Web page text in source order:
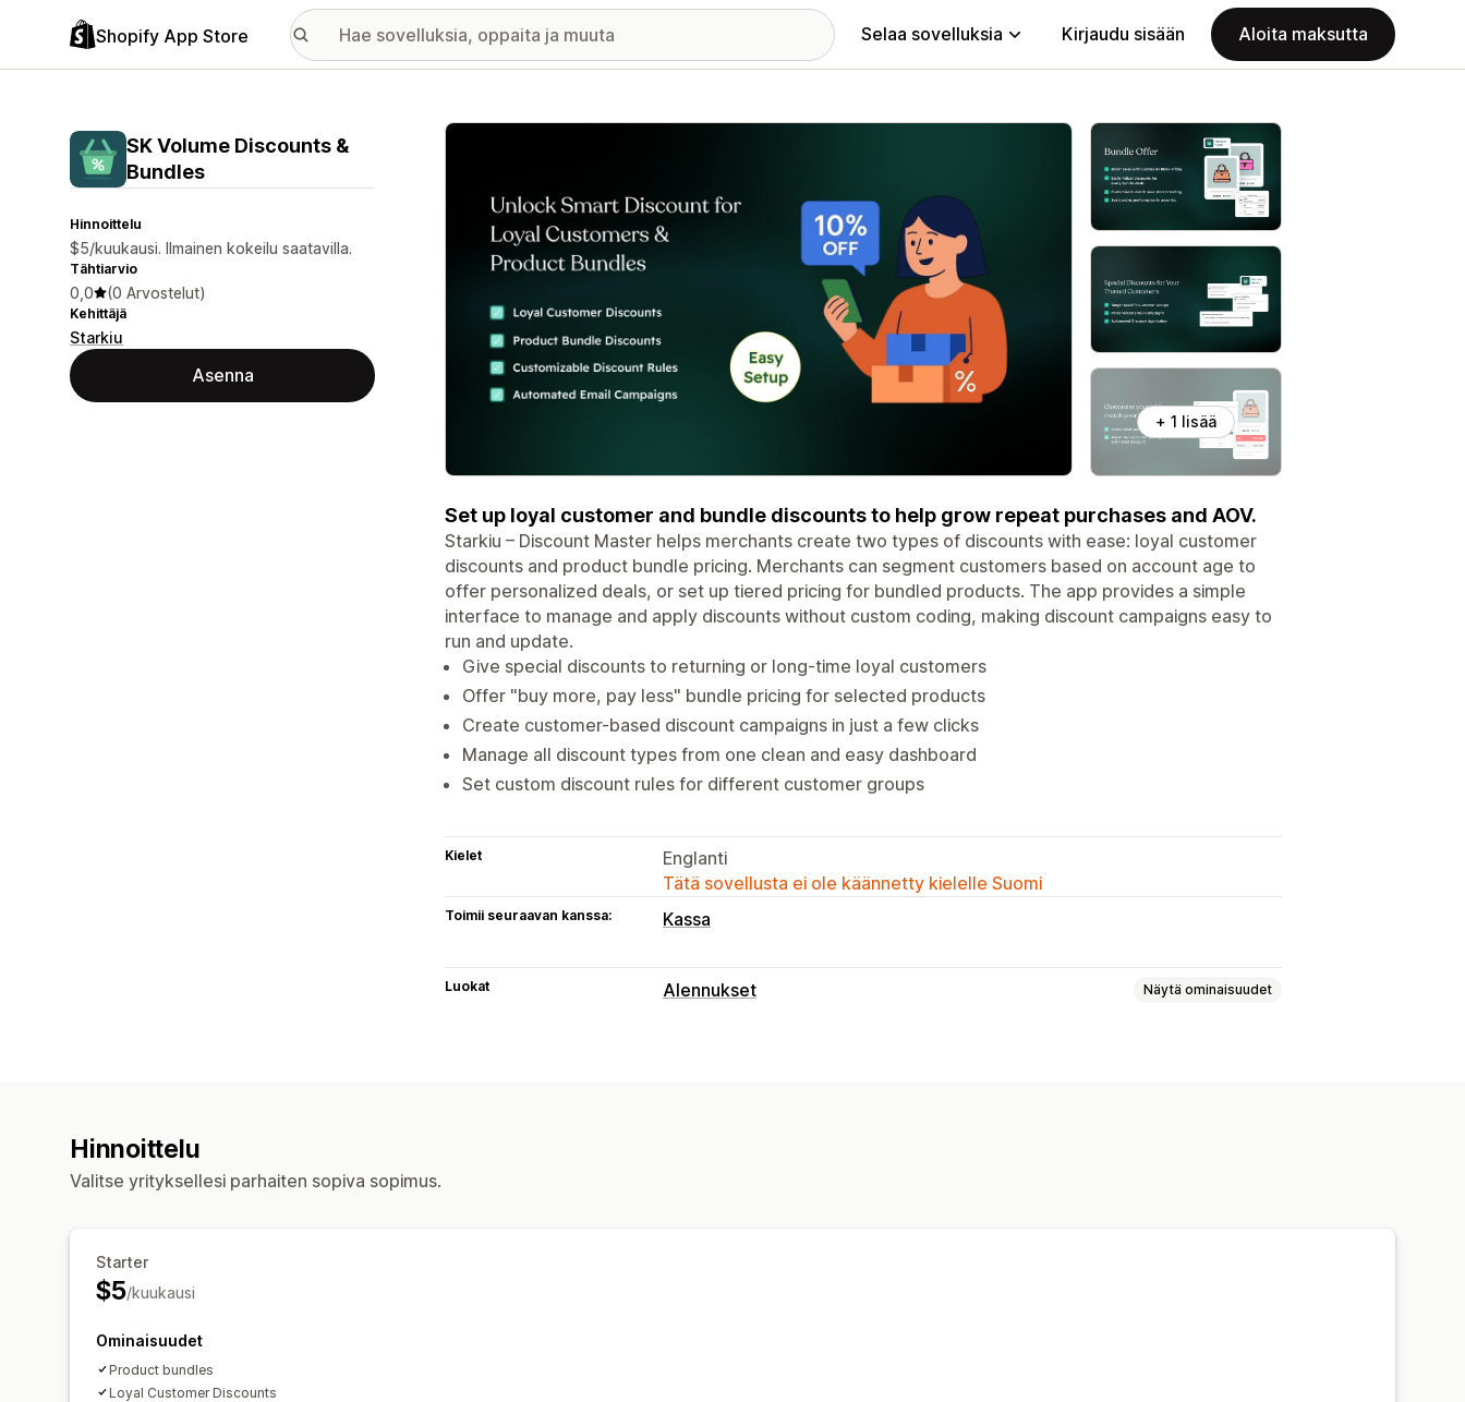
Shopify App Store Selaa sovelluksia Kirjaudu sisään Aloita maksutta
SK Volume Discounts &
Bundles
Hinnoittelu
$5/kuukausi. Ilmainen kokeilu saatavilla.
Tähtiarvio
0,0 (0 Arvostelut)
Kehittäjä
Starkiu
Asenna
Esittelykuvagalleria
+ 1 lisää
Set up loyal customer and bundle discounts to help grow repeat purchases and AOV.
Starkiu – Discount Master helps merchants create two types of discounts with ease: loyal customer
discounts and product bundle pricing. Merchants can segment customers based on account age to
offer personalized deals, or set up tiered pricing for bundled products. The app provides a simple
interface to manage and apply discounts without custom coding, making discount campaigns easy to
run and update.
Give special discounts to returning or long-time loyal customers
Offer "buy more, pay less" bundle pricing for selected products
Create customer-based discount campaigns in just a few clicks
Manage all discount types from one clean and easy dashboard
Set custom discount rules for different customer groups
Kielet
Englanti
Tätä sovellusta ei ole käännetty kielelle Suomi
Toimii seuraavan kanssa: Kassa
Luokat Alennukset Näytä ominaisuudet
Hinnoittelu
Valitse yrityksellesi parhaiten sopiva sopimus.
Starter
$5/kuukausi
Ominaisuudet
Product bundles
Loyal Customer Discounts